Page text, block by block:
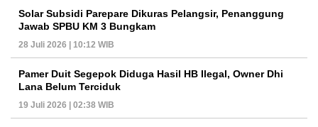
Solar Subsidi Parepare Dikuras Pelangsir, Penanggung
Jawab SPBU KM 3 Bungkam
28 Juli 2026 | 10:12 WIB
Pamer Duit Segepok Diduga Hasil HB Ilegal, Owner Dhi
Lana Belum Terciduk
19 Juli 2026 | 02:38 WIB